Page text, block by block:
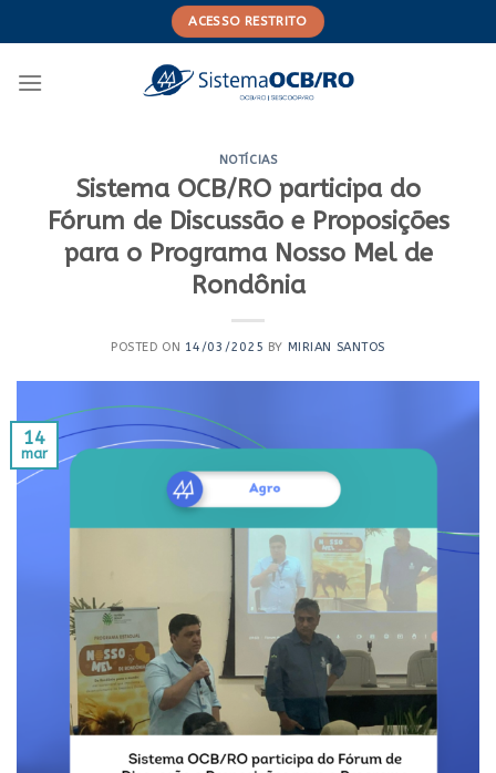
to
ACESSO RESTRITO
NOTÍCIAS
Sistema OCB/RO participa do
Fórum de Discussão e Proposições
para o Programa Nosso Mel de
Rondônia
POSTED ON 14/03/2025 BY MIRIAN SANTOS
14
mar